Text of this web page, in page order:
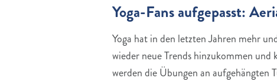
Yoga-Fans aufgepasst:
Yoga hat in den letzten Jahren mehr
wieder neue Trends hinzukommen und
werden die Übungen an aufgehängten